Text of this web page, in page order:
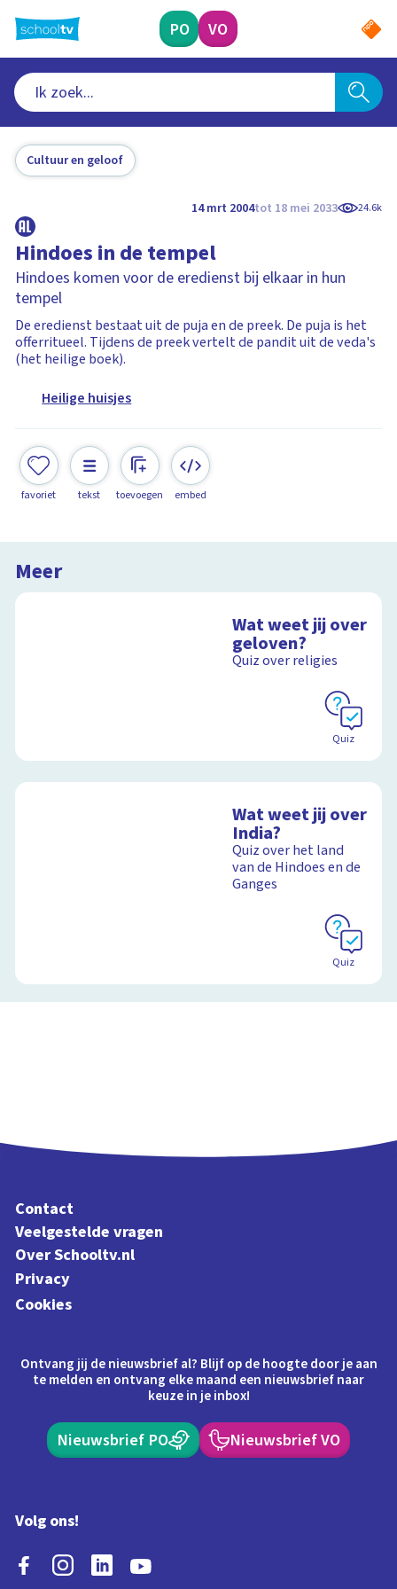
naar
hoofdinhoud
PO VO
Cultuur en geloof
14 mrt 2004tot 18 mei 2033 24.6k
Hindoes in de tempel
Hindoes komen voor de eredienst bij elkaar in hun
tempel
De eredienst bestaat uit de puja en de preek. De puja is het
offerritueel. Tijdens de preek vertelt de pandit uit de veda's
(het heilige boek).
Heilige huisjes
favoriet tekst toevoegen embed
Meer
Wat weet jij over
geloven?
Quiz over religies
Quiz
Wat weet jij over
India?
Quiz over het land
van de Hindoes en de
Ganges
Quiz
Contact
Veelgestelde vragen
Over Schooltv.nl
Privacy
Cookies
Ontvang jij de nieuwsbrief al? Blijf op de hoogte door je aan
te melden en ontvang elke maand een nieuwsbrief naar
keuze in je inbox!
Nieuwsbrief PO Nieuwsbrief VO
Volg ons!